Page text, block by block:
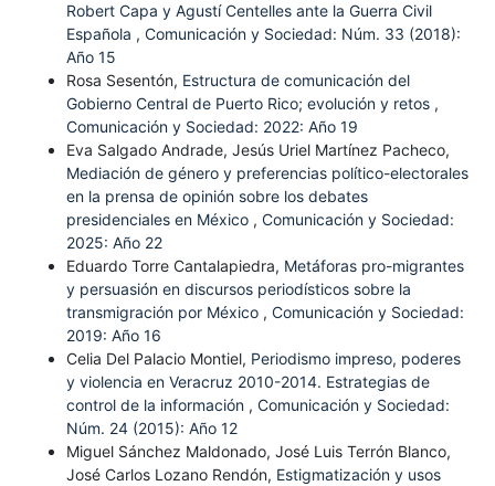
Robert Capa y Agustí Centelles ante la Guerra Civil
Española , Comunicación y Sociedad: Núm. 33 (2018):
Año 15
Rosa Sesentón, Estructura de comunicación del
Gobierno Central de Puerto Rico; evolución y retos ,
Comunicación y Sociedad: 2022: Año 19
Eva Salgado Andrade, Jesús Uriel Martínez Pacheco,
Mediación de género y preferencias político-electorales
en la prensa de opinión sobre los debates
presidenciales en México , Comunicación y Sociedad:
2025: Año 22
Eduardo Torre Cantalapiedra, Metáforas pro-migrantes
y persuasión en discursos periodísticos sobre la
transmigración por México , Comunicación y Sociedad:
2019: Año 16
Celia Del Palacio Montiel, Periodismo impreso, poderes
y violencia en Veracruz 2010-2014. Estrategias de
control de la información , Comunicación y Sociedad:
Núm. 24 (2015): Año 12
Miguel Sánchez Maldonado, José Luis Terrón Blanco,
José Carlos Lozano Rendón, Estigmatización y usos